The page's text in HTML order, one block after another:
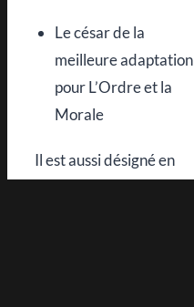
Le césar de la
meilleure adaptation
pour L’Ordre et la
Morale
Il est aussi désigné en